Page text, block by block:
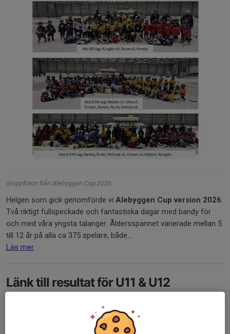
Gruppfoton från Alebyggen Cup 2026
Helgen som gick genomförde vi Alebyggen Cup version 2026.
Två riktigt fullspeckade och fantastiska dagar med bandy för
och med våra yngsta talanger. Åldersspannet varierade mellan 5
till 12 år på alla ca 375 spelare, både...
Läs mer
Länk till resultat för U11 & U12